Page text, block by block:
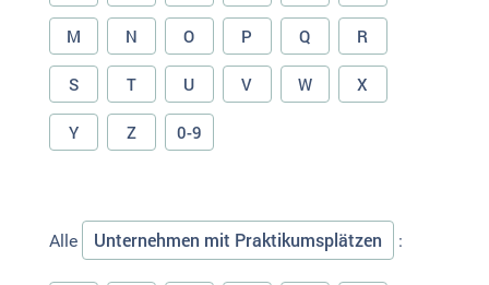
M N O P Q R
S T U V W X
Y Z 0-9
Alle Unternehmen mit Praktikumsplätzen :